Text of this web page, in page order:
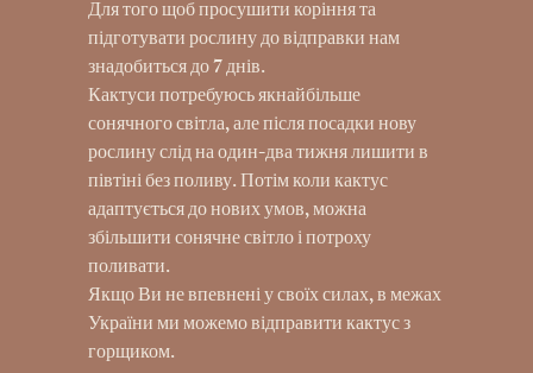
Для того щоб просушити коріння та
підготувати рослину до відправки нам
знадобиться до 7 днів.
Кактуси потребуюсь якнайбільше
сонячного світла, але після посадки нову
рослину слід на один-два тижня лишити в
півтіні без поливу. Потім коли кактус
адаптується до нових умов, можна
збільшити сонячне світло і потроху
поливати.
Якщо Ви не впевнені у своїх силах, в межах
України ми можемо відправити кактус з
горщиком.